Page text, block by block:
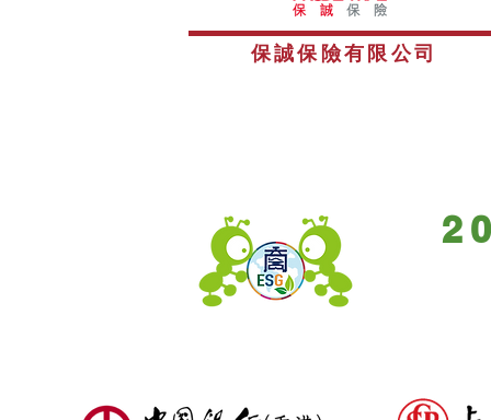
保誠保險有限公司